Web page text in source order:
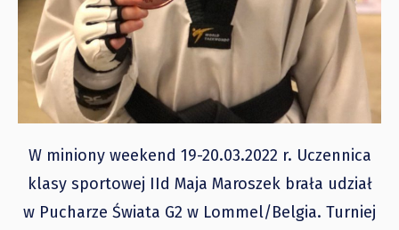
W miniony weekend 19-20.03.2022 r. Uczennica
klasy sportowej IId Maja Maroszek brała udział
w Pucharze Świata G2 w Lommel/Belgia. Turniej